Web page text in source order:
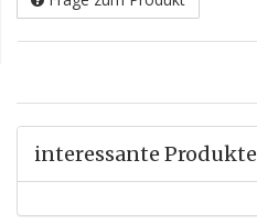
interessante Produkte